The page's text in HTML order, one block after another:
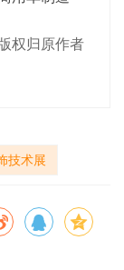
权归原作者
技术展